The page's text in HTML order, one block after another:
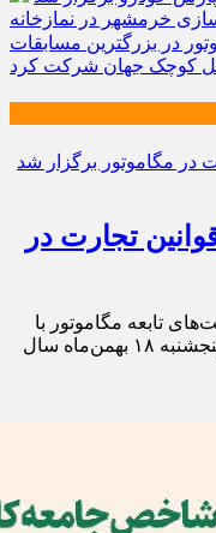
خرمشهر در نمازخانه
در بزرگترین مسابقات
کوچک جهان شرکت کرد
تجارت در
تابعه مگاموتور با
محوریت «آشنایی با قوانین تجارت» روز پنجشنبه ۱۸ بهمن‌ماه سال